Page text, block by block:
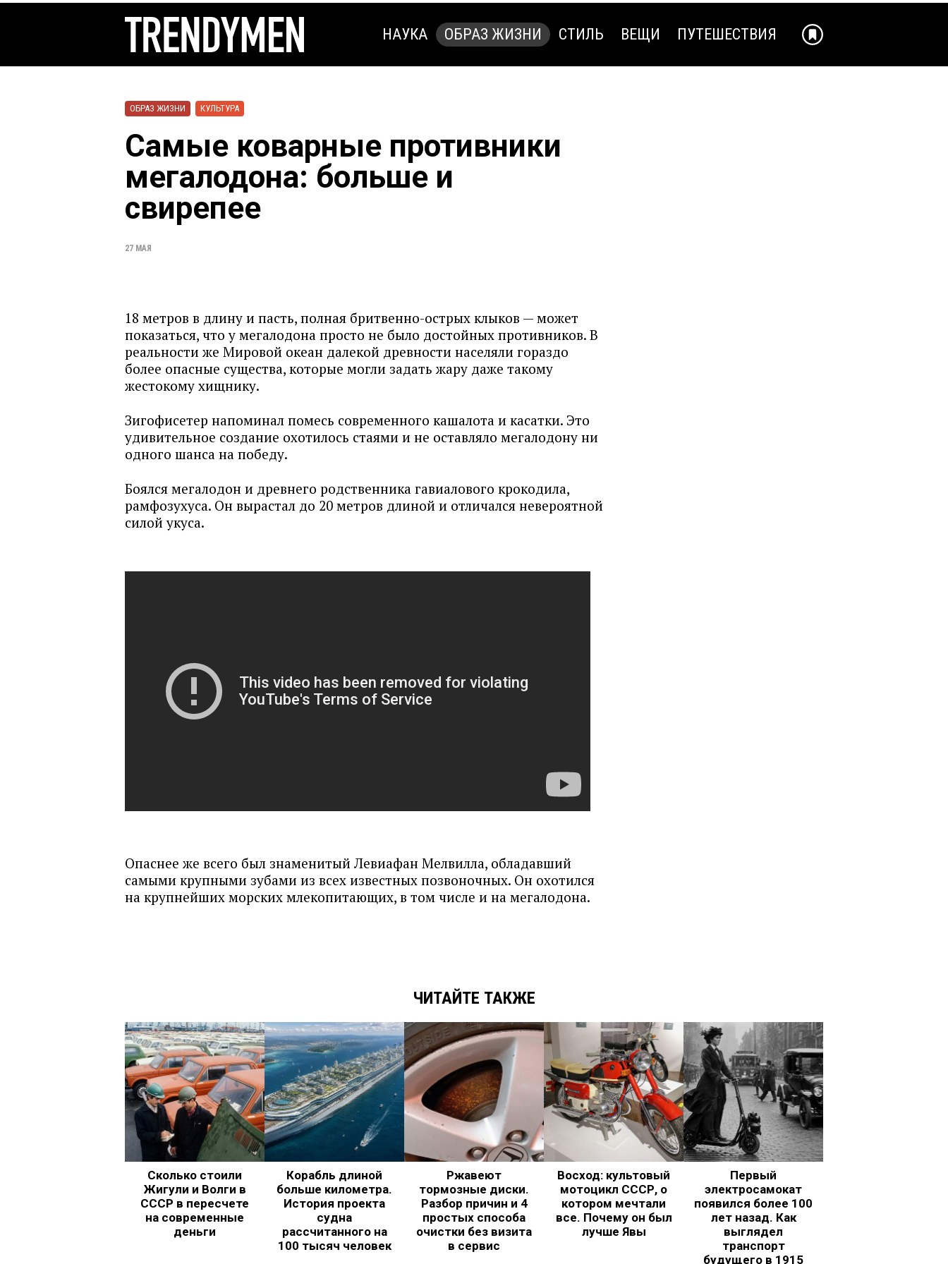
НАУКА ОБРАЗ ЖИЗНИ СТИЛЬ ВЕЩИ ПУТЕШЕСТВИЯ
ОБРАЗ ЖИЗНИ КУЛЬТУРА
Самые коварные противники
мегалодона: больше и
свирепее
27 МАЯ
18 метров в длину и пасть, полная бритвенно-острых клыков — может
показаться, что у мегалодона просто не было достойных противников. В
реальности же Мировой океан далекой древности населяли гораздо
более опасные существа, которые могли задать жару даже такому
жестокому хищнику.
Зигофисетер напоминал помесь современного кашалота и касатки. Это
удивительное создание охотилось стаями и не оставляло мегалодону ни
одного шанса на победу.
Боялся мегалодон и древнего родственника гавиалового крокодила,
рамфозухуса. Он вырастал до 20 метров длиной и отличался невероятной
силой укуса.
Опаснее же всего был знаменитый Левиафан Мелвилла, обладавший
самыми крупными зубами из всех известных позвоночных. Он охотился
на крупнейших морских млекопитающих, в том числе и на мегалодона.
ЧИТАЙТЕ ТАКЖЕ
Сколько стоили
Жигули и Волги в
СССР в пересчете
на современные
деньги
Корабль длиной
больше километра.
История проекта
судна
рассчитанного на
100 тысяч человек
Ржавеют
тормозные диски.
Разбор причин и 4
простых способа
очистки без визита
в сервис
Восход: культовый
мотоцикл СССР, о
котором мечтали
все. Почему он был
лучше Явы
Первый
электросамокат
появился более 100
лет назад. Как
выглядел
транспорт
будущего в 1915